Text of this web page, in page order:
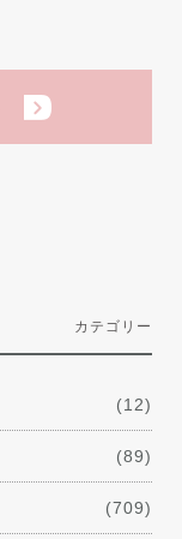
カテゴリー
(12)
(89)
(709)